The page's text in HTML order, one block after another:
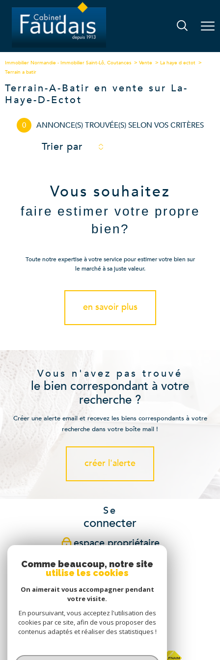
Immobilier Normandie - Immobilier Saint-Lô, Coutances Vente
La haye d ectot
Terrain a batir
Terrain-A-Batir en vente sur La-
Haye-D-Ectot
0 ANNONCE(S) TROUVÉE(S) SELON VOS CRITÈRES
Trier par
Vous souhaitez
faire estimer votre propre
bien?
Toute notre expertise à votre service pour estimer votre bien sur
le marché à sa juste valeur.
en savoir plus
Vous n'avez pas trouvé
le bien correspondant à votre
recherche ?
Créer une alerte email et recevez les biens correspondants à votre
recherche dans votre boîte mail !
créer l'alerte
Se
connecter
espace propriétaire
Nous
suivre
Nous
adhérons
Comme beaucoup, notre site
utilise les cookies
On aimerait vous accompagner pendant
votre visite.
En poursuivant, vous acceptez l'utilisation des
cookies par ce site, afin de vous proposer des
contenus adaptés et réaliser des statistiques !